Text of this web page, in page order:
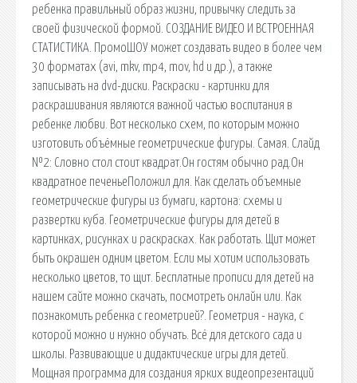
ребенка правильный образ жизни, привычку следить за
своей физической формой. СОЗДАНИЕ ВИДЕО И ВСТРОЕННАЯ
СТАТИСТИКА. ПромоШОУ может создавать видео в более чем
30 форматах (avi, mkv, mp4, mov, hd и др.), а также
записывать на dvd-диски. Раскраски - картинки для
раскрашивания являются важной частью воспитания в
ребенке любви. Вот несколько схем, по которым можно
изготовить объёмные геометрические фигуры. Самая. Слайд
№2: Словно стол стоит квадрат.Он гостям обычно рад.Он
квадратное печеньеПоложил для. Как сделать объемные
геометрические фигуры из бумаги, картона: схемы и
развертки куба. Геометрические фигуры для детей в
картинках, рисунках и раскрасках. Как работать. Щит может
быть окрашен одним цветом. Если мы хотим использовать
несколько цветов, то щит. Бесплатные прописи для детей на
нашем сайте можно скачать, посмотреть онлайн или. Как
познакомить ребенка с геометрией?. Геометрия - наука, с
которой можно и нужно обучать. Всё для детского сада и
школы. Развивающие и дидактические игры для детей.
Мощная программа для создания ярких видеопрезентаций